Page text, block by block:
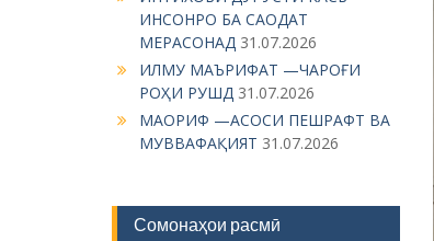
ИНСОНРО БА САОДАТ
МЕРАСОНАД 31.07.2026
ИЛМУ МАЪРИФАТ —ЧАРОҒИ
РОҲИ РУШД 31.07.2026
МАОРИФ —АСОСИ ПЕШРАФТ ВА
МУВВАФАҚИЯТ 31.07.2026
Сомонаҳои расмӣ